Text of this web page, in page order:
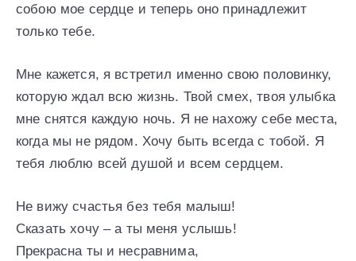
собою мое сердце и теперь оно принадлежит
только тебе.
Мне кажется, я встретил именно свою половинку,
которую ждал всю жизнь. Твой смех, твоя улыбка
мне снятся каждую ночь. Я не нахожу себе места,
когда мы не рядом. Хочу быть всегда с тобой. Я
тебя люблю всей душой и всем сердцем.
Не вижу счастья без тебя малыш!
Сказать хочу – а ты меня услышь!
Прекрасна ты и несравнима,